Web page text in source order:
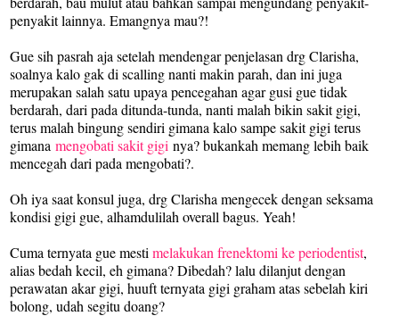
penyakit lainnya. Emangnya mau?!
Gue sih pasrah aja setelah mendengar penjelasan drg Clarisha,
soalnya kalo gak di scalling nanti makin parah, dan ini juga
merupakan salah satu upaya pencegahan agar gusi gue tidak
berdarah, dari pada ditunda-tunda, nanti malah bikin sakit gigi,
terus malah bingung sendiri gimana kalo sampe sakit gigi terus
gimana mengobati sakit gigi nya? bukankah memang lebih baik
mencegah dari pada mengobati?.
Oh iya saat konsul juga, drg Clarisha mengecek dengan seksama
kondisi gigi gue, alhamdulilah overall bagus. Yeah!
Cuma ternyata gue mesti melakukan frenektomi ke periodentist,
alias bedah kecil, eh gimana? Dibedah? lalu dilanjut dengan
perawatan akar gigi, huuft ternyata gigi graham atas sebelah kiri
bolong, udah segitu doang?